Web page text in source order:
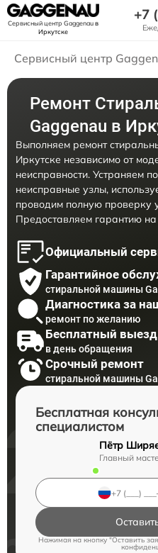
Сервисный центр Gaggenauв
Иркутске
+7
Сервисный центр
Ремонт
Gaggenau в
Выполняем ремонт
Иркутске независимо от
неисправности. Устраняем
неисправные узлы,
проводим полную проверку
Предоставляем гарантию
Официальный
Гарантийное
стиральной машины
Диагностика за
ремонт по желанию
Бесплатный выезд
в день обращения
Срочный ремонт
стиральной машины
Бесплатная
специалистом
Пётр
Главный
Нажимая на кнопку "Оставить